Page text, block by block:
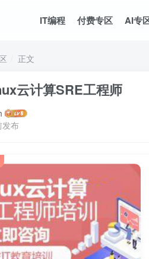
IT编程 付费专区 AI专
正文
云计算SRE工程师
发布